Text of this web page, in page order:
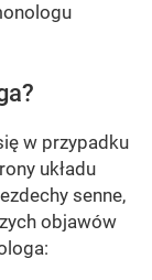
w przypadku
układu
senne,
objawów